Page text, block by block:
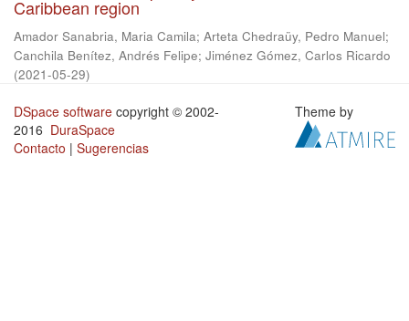
Caribbean region
Amador Sanabria, Maria Camila; Arteta Chedraüy, Pedro Manuel;
Canchila Benítez, Andrés Felipe; Jiménez Gómez, Carlos Ricardo
(2021-05-29)
DSpace software copyright © 2002-
2016 DuraSpace
Contacto | Sugerencias
Theme by